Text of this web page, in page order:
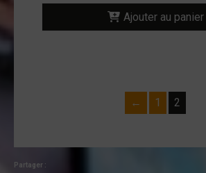
Ajouter au panier
← 1 2
Partager :